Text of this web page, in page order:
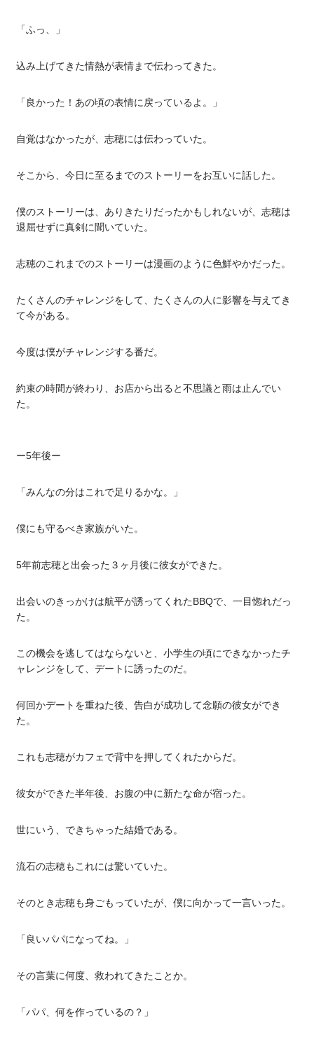
「ふっ、」
込み上げてきた情熱が表情まで伝わってきた。
「良かった！あの頃の表情に戻っているよ。」
自覚はなかったが、志穂には伝わっていた。
そこから、今日に至るまでのストーリーをお互いに話した。
僕のストーリーは、ありきたりだったかもしれないが、志穂は
退屈せずに真剣に聞いていた。
志穂のこれまでのストーリーは漫画のように色鮮やかだった。
たくさんのチャレンジをして、たくさんの人に影響を与えてき
て今がある。
今度は僕がチャレンジする番だ。
約束の時間が終わり、お店から出ると不思議と雨は止んでい
た。
ー5年後ー
「みんなの分はこれで足りるかな。」
僕にも守るべき家族がいた。
5年前志穂と出会った３ヶ月後に彼女ができた。
出会いのきっかけは航平が誘ってくれたBBQで、一目惚れだっ
た。
この機会を逃してはならないと、小学生の頃にできなかったチ
ャレンジをして、デートに誘ったのだ。
何回かデートを重ねた後、告白が成功して念願の彼女ができ
た。
これも志穂がカフェで背中を押してくれたからだ。
彼女ができた半年後、お腹の中に新たな命が宿った。
世にいう、できちゃった結婚である。
流石の志穂もこれには驚いていた。
そのとき志穂も身ごもっていたが、僕に向かって一言いった。
「良いパパになってね。」
その言葉に何度、救われてきたことか。
「パパ、何を作っているの？」